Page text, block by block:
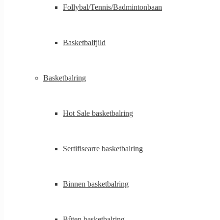
Follybal/Tennis/Badmintonbaan
Basketbalfjild
Basketbalring
Hot Sale basketbalring
Sertifisearre basketbalring
Binnen basketbalring